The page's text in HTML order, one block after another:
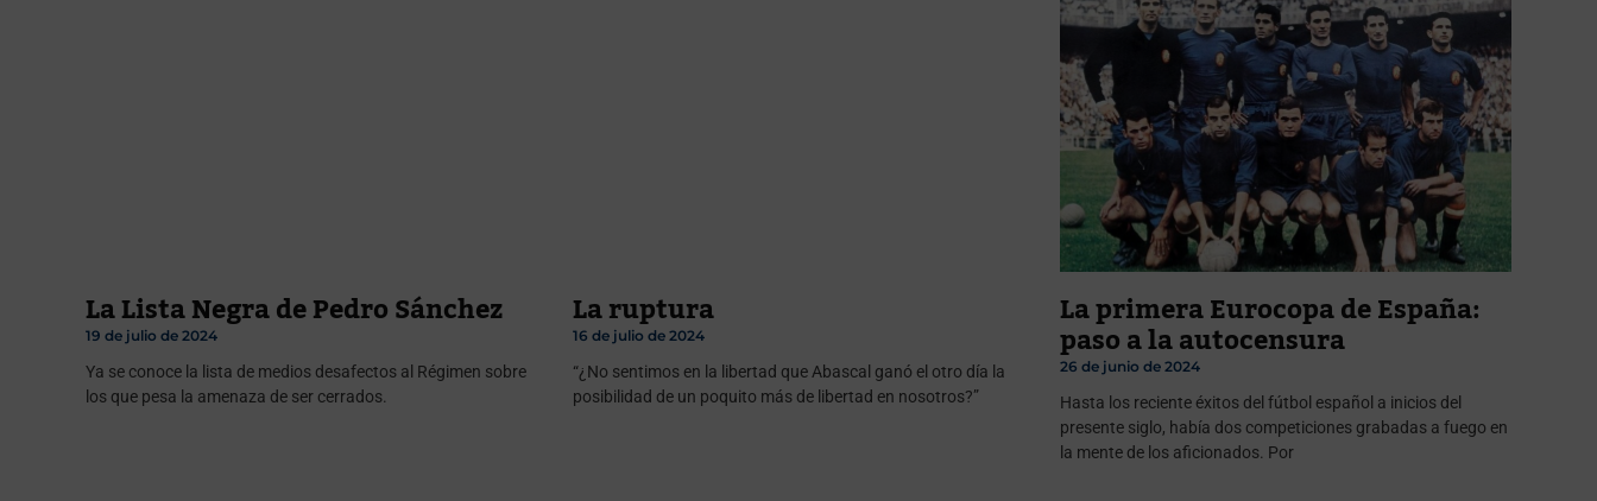
La Lista Negra de Pedro Sánchez
19 de julio de 2024
Ya se conoce la lista de medios desafectos al Régimen sobre
los que pesa la amenaza de ser cerrados.
La ruptura
16 de julio de 2024
“¿No sentimos en la libertad que Abascal ganó el otro día la
posibilidad de un poquito más de libertad en nosotros?”
La primera Eurocopa de España:
paso a la autocensura
26 de junio de 2024
Hasta los reciente éxitos del fútbol español a inicios del
presente siglo, había dos competiciones grabadas a fuego en
la mente de los aficionados. Por